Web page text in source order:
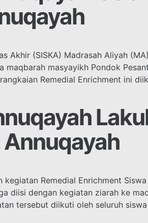
Akhir (SISKA) Madrasah Aliyah
masyayikh Pondok
Remedial Enrichment ini
Annuqayah
kegiatan Remedial Enrichment
diisi dengan kegiatan ziarah ke
tersebut diikuti oleh seluruh